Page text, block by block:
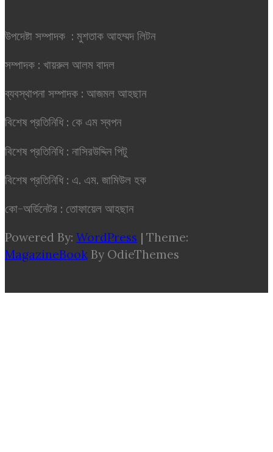
উপদেষ্টা সম্পাদক : মুশতাক আহম্মদ লিটন
সম্পাদক : খায়রুল আলম বাদল
ব্যবস্থাপনা সম্পাদক : আজমল আহছান
বিশেষ প্রতিনিধি : কে এম স্বপন
বিশেষ প্রতিনিধি : নাসিরউদ্দিন পিটু
বিশেষ প্রতিনিধি : এ. এম. জামিউল হক
কো-অর্ডিনেটর : তোফায়েল আহছান
Powered By: WordPress | Theme:
MagazineBook By OdieThemes